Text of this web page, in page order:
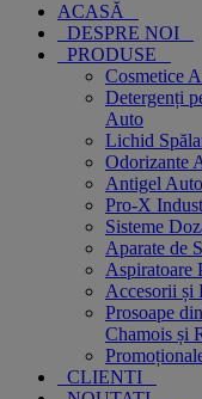
ACASĂ
DESPRE NOI
PRODUSE
Cosmetice
Detergenți
Auto
Lichid
Odorizante
Antigel Auto
Pro-X
Sisteme
Aparate de
Aspiratoare
Accesorii și
Prosoape
Chamois și
CLIENTI